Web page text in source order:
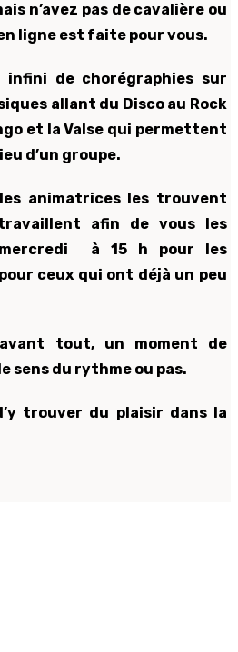
n’avez pas de cavalière ou
ligne est faite pour vous.
de chorégraphies sur
allant du Disco au Rock
et la Valse qui permettent
d’un groupe.
animatrices les trouvent
afin de vous les
mercredi à 15 h pour les
ceux qui ont déjà un peu
tout, un moment de
sens du rythme ou pas.
trouver du plaisir dans la